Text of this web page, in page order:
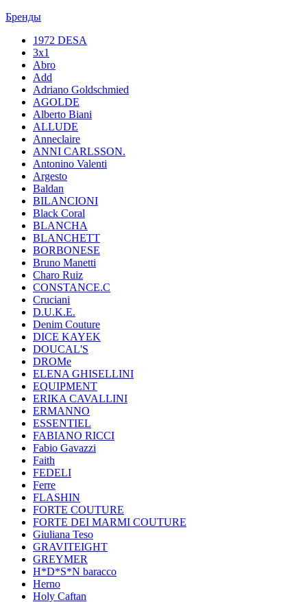
Бренды
1972 DESA
3x1
Abro
Add
Adriano Goldschmied
AGOLDE
Alberto Biani
ALLUDE
Anneclaire
ANNI CARLSSON.
Antonino Valenti
Argesto
Baldan
BILANCIONI
Black Coral
BLANCHA
BLANCHETT
BORBONESE
Bruno Manetti
Charo Ruiz
CONSTANCE.C
Cruciani
D.U.K.E.
Denim Couture
DICE KAYEK
DOUCAL'S
DROMe
ELENA GHISELLINI
EQUIPMENT
ERIKA CAVALLINI
ERMANNO
ESSENTIEL
FABIANO RICCI
Fabio Gavazzi
Faith
FEDELI
Ferre
FLASHIN
FORTE COUTURE
FORTE DEI MARMI COUTURE
Giuliana Teso
GRAVITEIGHT
GREYMER
H*D*S*N baracco
Herno
Holy Caftan